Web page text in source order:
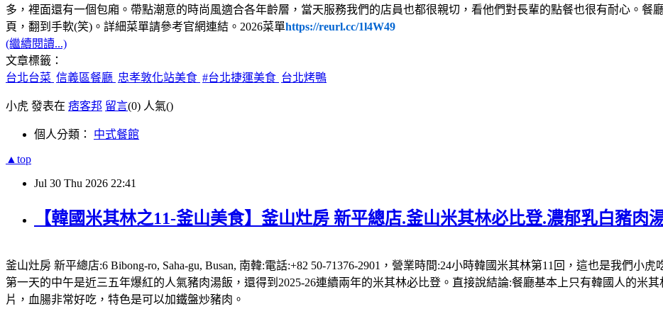
多，裡面還有一個包廂。帶點潮意的時尚風適合各年齡層，當天服務我們的店員也都很親切，看他們對長輩的點餐也很有耐心。餐
頁，翻到手軟(笑)。詳細菜單請參考官網連結。2026菜單https://reurl.cc/1l4W49
(繼續閱讀...)
文章標籤：
台北台菜 信義區餐廳 忠孝敦化站美食 #台北捷運美食 台北烤鴨
小虎 發表在 痞客邦 留言(0) 人氣()
個人分類： 中式餐館
▲top
Jul 30 Thu 2026 22:41
【韓國米其林之11-釜山美食】釜山灶房 新平總店.釜山米其林必比登.濃郁乳白豬肉
釜山灶房 新平總店:6 Bibong-ro, Saha-gu, Busan, 南韓:電話:+82 50-71376-2901，營業時間:24小時韓國米其林第11回，這也是我們小
第一天的中午是近三五年爆紅的人氣豬肉湯飯，還得到2025-26連續兩年的米其林必比登。直接說結論:餐廳基本上只有韓國人的米
片，血腸非常好吃，特色是可以加鐵盤炒豬肉。